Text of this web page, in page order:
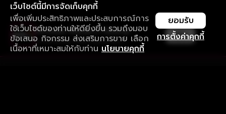
เว็บไซต์นี้มีการจัดเก็บคุกกี้
เพื่อเพิ่มประสิทธิภาพและประสบการณ์การ
ใช้เว็บไซต์ของท่านให้ดียิ่งขึ้น รวมถึงมอบ
ข้อเสนอ กิจกรรม ส่งเสริมการขาย เลือก
เนื้อหาที่เหมาะสมให้กับท่าน นโยบายคุกกี้
การตั้งค่าคุกกี้
ยอมรับ
ใช้งานแอป ลื่นไหลกว่า ไม่มีสะดุด
ดาวน์โหลดแอปเพื่อการรับชมที่ดีกว่า เปิด